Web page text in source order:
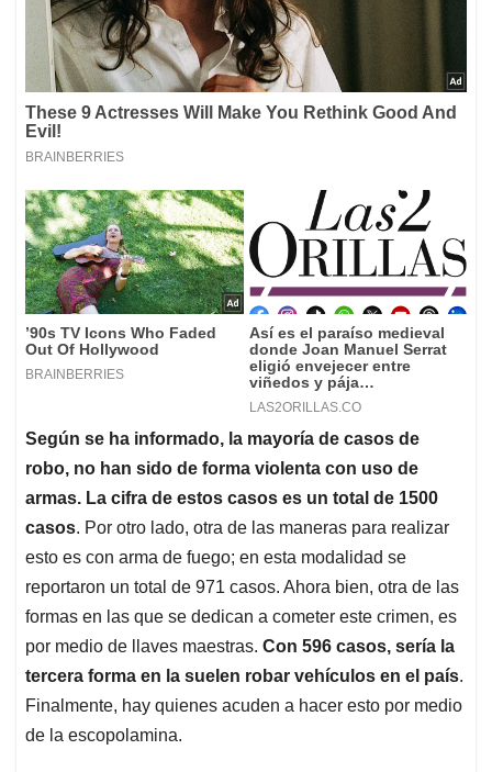
Según se ha informado, la mayoría de casos de
robo, no han sido de forma violenta con uso de
armas. La cifra de estos casos es un total de 1500
casos. Por otro lado, otra de las maneras para realizar
esto es con arma de fuego; en esta modalidad se
reportaron un total de 971 casos. Ahora bien, otra de las
formas en las que se dedican a cometer este crimen, es
por medio de llaves maestras. Con 596 casos, sería la
tercera forma en la suelen robar vehículos en el país.
Finalmente, hay quienes acuden a hacer esto por medio
de la escopolamina.